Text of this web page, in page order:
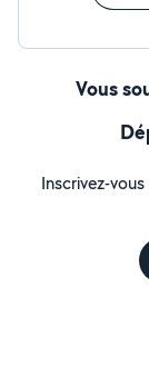
Vous
Inscrivez-